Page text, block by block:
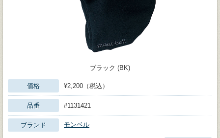
ブラック (BK)
価格 ¥2,200（税込）
品番 #1131421
ブランド モンベル